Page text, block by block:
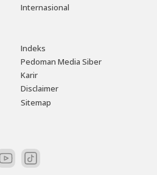
Internasional
Indeks
Pedoman Media Siber
Karir
Disclaimer
Sitemap